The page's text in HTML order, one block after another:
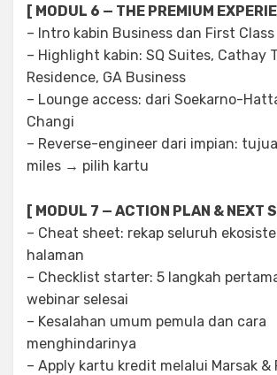
[ MODUL 6 — THE PREMIUM
– Intro kabin Business dan First Class
– Highlight kabin: SQ Suites, Cathay
Residence, GA Business
– Lounge access: dari Soekarno-
Changi
– Reverse-engineer dari impian:
miles → pilih kartu
[ MODUL 7 — ACTION PLAN & NEXT
– Cheat sheet: rekap seluruh
halaman
– Checklist starter: 5 langkah
webinar selesai
– Kesalahan umum pemula dan cara
menghindarinya
– Apply kartu kredit melalui Marsak &